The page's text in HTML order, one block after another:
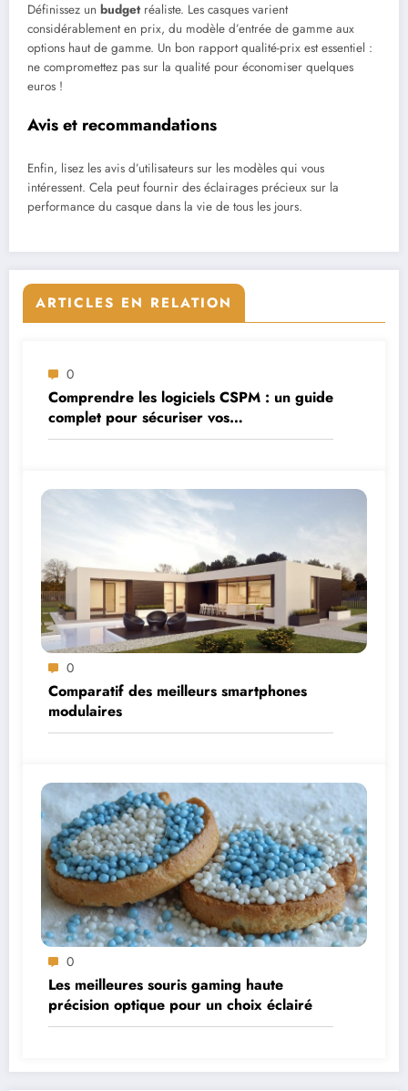
Définissez un budgetréaliste. Les casques varient
considérablement en prix, du modèle d’entrée de gamme aux
options haut de gamme. Un bon rapport qualité-prix est essentiel :
ne compromettez pas sur la qualité pour économiser quelques
euros !
Avis et recommandations
Enfin, lisez les avis d’utilisateurs sur les modèles qui vous
intéressent. Cela peut fournir des éclairages précieux sur la
performance du casque dans la vie de tous les jours.
ARTICLES EN RELATION
0
Comprendre les logiciels CSPM : un guide
complet pour sécuriser vos
environnements cloud
0
Comparatif des meilleurs smartphones
modulaires
0
Les meilleures souris gaming haute
précision optique pour un choix éclairé